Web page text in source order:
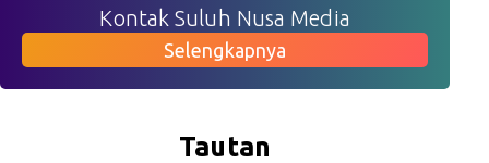
Kontak Suluh Nusa Media
Selengkapnya
Tautan